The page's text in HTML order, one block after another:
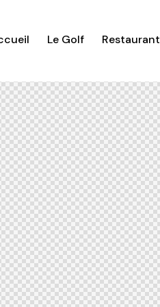
Le Golf Restaurant